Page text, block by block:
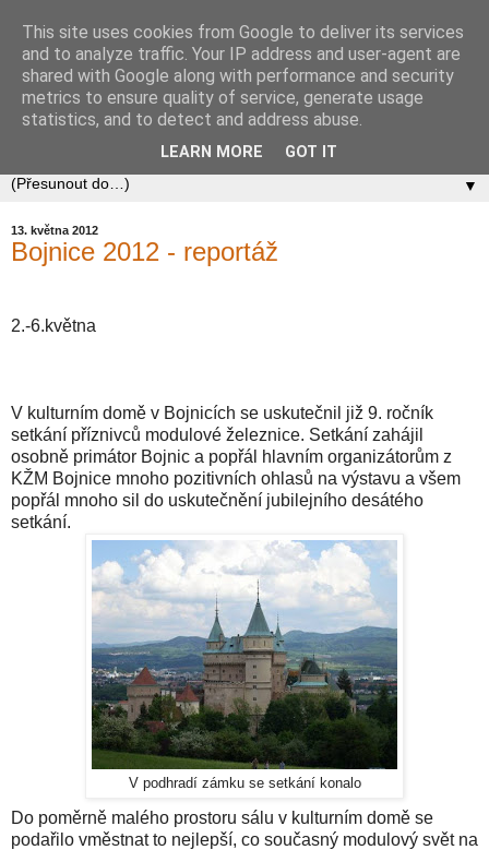
Zababov H0
Spolek Zababov - spolek železničních modelářů zabývající
se stavbou modelové železnice v měřítku 1:87.
▼
13. května 2012
Bojnice 2012 - reportáž
2.-6.května
V kulturním domě v Bojnicích se uskutečnil již 9. ročník
setkání příznivců modulové železnice. Setkání zahájil
osobně primátor Bojnic a popřál hlavním organizátorům z
KŽM Bojnice mnoho pozitivních ohlasů na výstavu a všem
popřál mnoho sil do uskutečnění jubilejního desátého
setkání.
V podhradí zámku se setkání konalo
Do poměrně malého prostoru sálu v kulturním domě se
podařilo vměstnat to nejlepší, co současný modulový svět na
This site uses cookies from Google to deliver its services
and to analyze traffic. Your IP address and user-agent are
shared with Google along with performance and security
metrics to ensure quality of service, generate usage
statistics, and to detect and address abuse.
LEARN MORE GOT IT